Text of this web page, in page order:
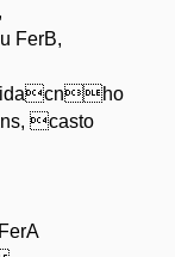
FerB,
casto